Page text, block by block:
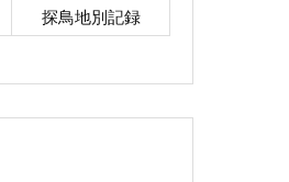
探鳥地別記録